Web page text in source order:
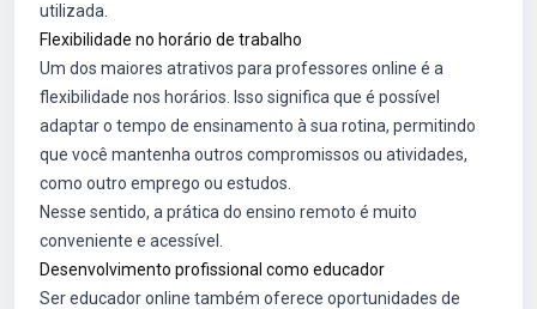
utilizada.
Flexibilidade no horário de trabalho
Um dos maiores atrativos para professores online é a
flexibilidade nos horários. Isso significa que é possível
adaptar o tempo de ensinamento à sua rotina, permitindo
que você mantenha outros compromissos ou atividades,
como outro emprego ou estudos.
Nesse sentido, a prática do ensino remoto é muito
conveniente e acessível.
Desenvolvimento profissional como educador
Ser educador online também oferece oportunidades de